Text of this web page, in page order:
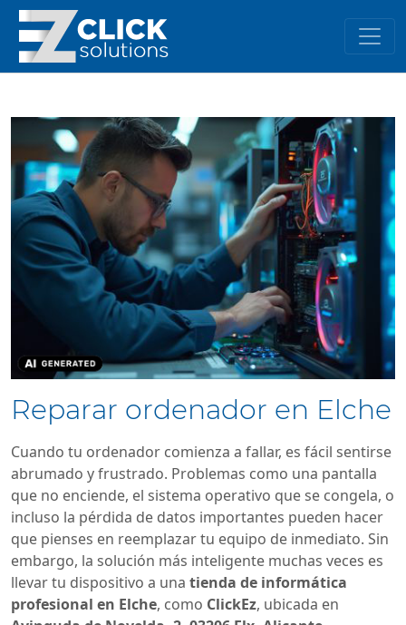
Reparar ordenador en Elche
Cuando tu ordenador comienza a fallar, es fácil sentirse
abrumado y frustrado. Problemas como una pantalla
que no enciende, el sistema operativo que se congela, o
incluso la pérdida de datos importantes pueden hacer
que pienses en reemplazar tu equipo de inmediato. Sin
embargo, la solución más inteligente muchas veces es
llevar tu dispositivo a una tienda de informática
profesional en Elche, como ClickEz, ubicada en